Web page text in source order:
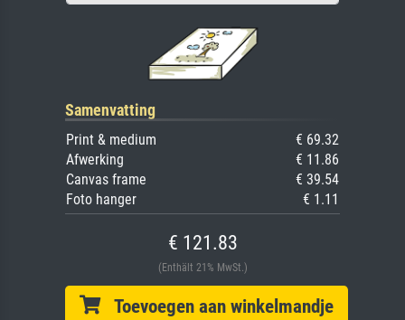
Samenvatting
Print & medium
€ 69.32
Afwerking
€ 11.86
Canvas frame
€ 39.54
Foto hanger
€ 1.11
€ 121.83
(Enthält 21% MwSt.)
Toevoegen aan winkelmandje